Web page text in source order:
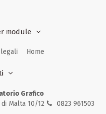
module
Home
Grafico
Malta 10/12
0823 961503